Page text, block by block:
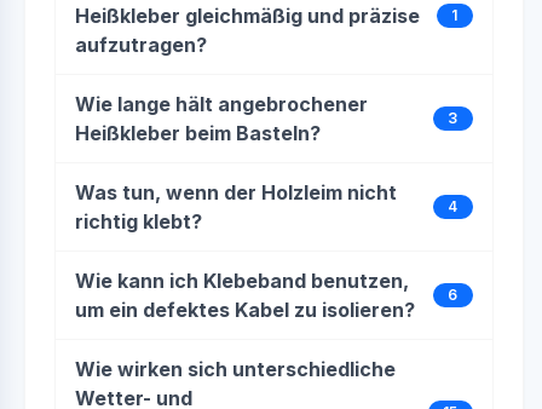
Heißkleber gleichmäßig und präzise
aufzutragen?
1
Wie lange hält angebrochener
Heißkleber beim Basteln?
3
Was tun, wenn der Holzleim nicht
richtig klebt?
4
Wie kann ich Klebeband benutzen,
um ein defektes Kabel zu isolieren?
6
Wie wirken sich unterschiedliche
Wetter- und